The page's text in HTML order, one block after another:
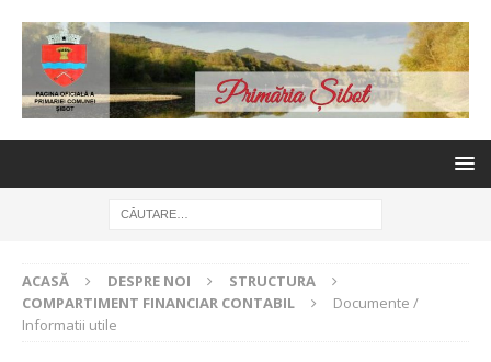
ACASĂ DESPRE NOI
STRUCTURA
COMPARTIMENT FINANCIAR CONTABIL
Documente /
Informatii utile